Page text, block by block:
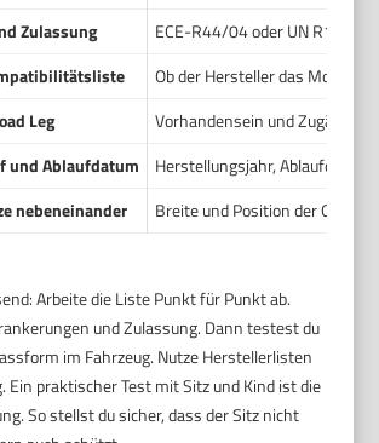
Zulassung
ECE-R44/04 oder UN R129 i-
Ob der Hersteller das Modell
Leg
Vorhandensein und
und Ablaufdatum
Herstellungsjahr,
nebeneinander
Breite und Position der
Arbeite die Liste Punkt für Punkt ab.
und Zulassung. Dann testest du
im Fahrzeug. Nutze Herstellerlisten
Ein praktischer Test mit Sitz und Kind ist die
So stellst du sicher, dass der Sitz nicht